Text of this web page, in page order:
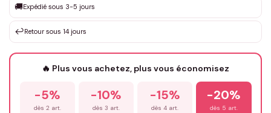
Votre texte / idée*
Prénom*
🚚Expédié sous 3-5 jours
↩️Retour sous 14 jours
🔥 Plus vous achetez, plus vous économisez
-5%
dès 2 art.
-10%
dès 3 art.
-15%
dès 4 art.
-20%
dès 5 art.